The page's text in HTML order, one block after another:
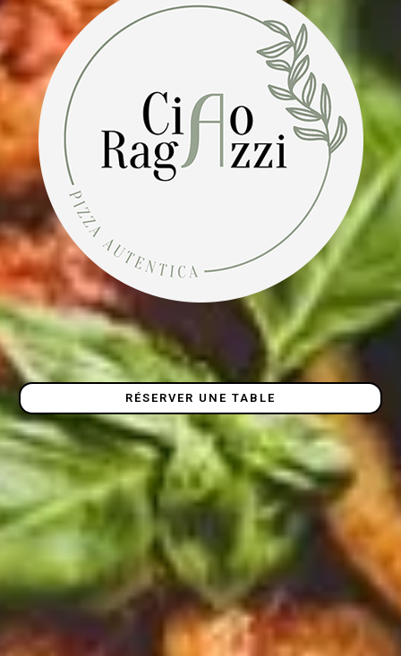
RÉSERVER UNE TABLE